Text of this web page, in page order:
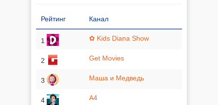
Рейтинг Канал
1 ✿ Kids Diana Show
2 Get Movies
3 Маша и Медведь
4 A4